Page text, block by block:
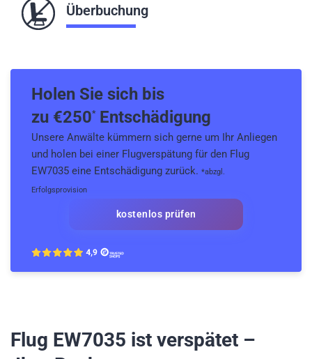
Überbuchung
Holen Sie sich bis
zu €250*Entschädigung
Unsere Anwälte kümmern sich gerne um Ihr Anliegen
und holen bei einer Flugverspätung für den Flug
EW7035 eine Entschädigung zurück. *abzgl.
Erfolgsprovision
kostenlos prüfen
Flug EW7035 ist verspätet –